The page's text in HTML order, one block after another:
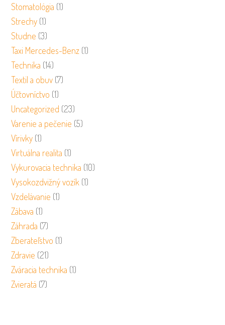
Stomatológia (1)
Strechy (1)
Studne (3)
Taxi Mercedes-Benz (1)
Technika (14)
Textil a obuv (7)
Účtovníctvo (1)
Uncategorized (23)
Varenie a pečenie (5)
Vírivky (1)
Virtuálna realita (1)
Vykurovacia technika (10)
Vysokozdvižný vozík (1)
Vzdelávanie (1)
Zábava (1)
Záhrada (7)
Zberateľstvo (1)
Zdravie (21)
Zváracia technika (1)
Zvieratá (7)